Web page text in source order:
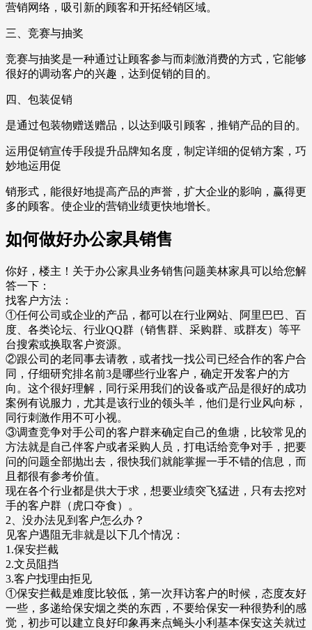
营销网络，吸引新的顾客和开拓经销区域。
三、竞赛与抽奖
竞赛与抽奖是一种通过让顾客参与而刺激消费的方式，它能够
很好的调动客户的兴趣，达到促销的目的。
四、包装促销
是通过包装物赠送赠品，以达到吸引顾客，推销产品的目的。
运用促销宣传手段提升品牌知名度，制定详细的促销方案，巧
妙地运用促
销形式，能很好地提高产品的声誉，扩大企业的影响，赢得更
多的顾客。使企业的营销业绩更快地增长。
如何做好办公家具销售
你好，楼主！关于办公家具业务销售问题美林家具可以给您解
答一下：
找客户方法：
①任何公司或企业的产品，都可以在行业网站、阿里巴巴、百
度、各类论坛、行业QQ群（销售群、采购群、或群友）等平
台搜索或换取客户资源。
②跟公司的老同事去请教，或者找一找公司已经合作的客户合
同，仔细研究排名前3是哪些行业客户，确定开发客户的方
向。这个很好理解，同行采用我们的设备或产品是很好的成功
案例有说服力，尤其是该行业的领头羊，他们是行业风向标，
同行刺激作用不可小视。
③调查竞争对手公司的客户群来确定自己的鱼塘，比较常见的
方法就是自己伴客户或者采购人员，打电话给竞争对手，把要
问的问题全部抛出去，很快我们就能掌握一手不错的信息，而
且都很有参考价值。
现在各个行业都是供大于求，想要业绩突飞猛进，只有去挖对
手的客户群（虎口夺食）。
2、没办法见到客户怎么办？
见客户遇阻无非就是以下几个情况：
1.保安拦截
2.文员阻挡
3.客户找理由拒见
①保安拦截是难度比较低，第一次拜访客户的时候，态度友好
一些，多递给保安烟之类的东西，不要给保安一种很势利的感
觉，初步可以建立良好印象再来点蝇头小利基本保安这关就过